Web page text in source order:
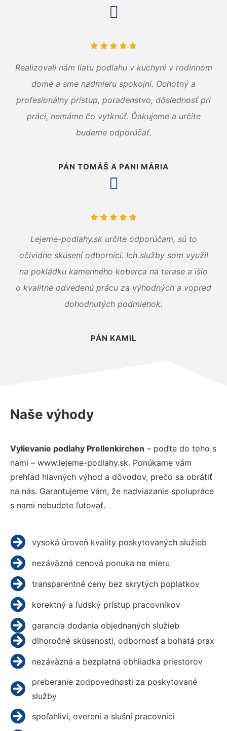
Realizovali nám liatu podlahu v kuchyni v rodinnom
dome a sme nadmieru spokojní. Ochotný a
profesionálny prístup, poradenstvo, dôslednosť pri
práci, nemáme čo vytknúť. Ďakujeme a určite
budeme odporúčať.
PÁN TOMÁŠ A PANI MÁRIA
Lejeme-podlahy.sk určite odporúčam, sú to
očividne skúsení odborníci. Ich služby som využil
na pokládku kamenného koberca na terase a išlo
o kvalitne odvedenú prácu za výhodných a vopred
dohodnutých podmienok.
PÁN KAMIL
Naše výhody
Vylievanie podlahy Prellenkirchen – poďte do toho s
nami – www.lejeme-podlahy.sk. Ponúkame vám
prehľad hlavných výhod a dôvodov, prečo sa obrátiť
na nás. Garantujeme vám, že nadviazanie spolupráce
s nami nebudete ľutovať.
vysoká úroveň kvality poskytovaných služieb
nezáväzná cenová ponuka na mieru
transparentné ceny bez skrytých poplatkov
korektný a ľudský prístup pracovníkov
garancia dodania objednaných služieb
dlhoročné skúsenosti, odbornosť a bohatá prax
nezáväzná a bezplatná obhliadka priestorov
preberanie zodpovednosti za poskytované
služby
spoľahliví, overení a slušní pracovníci